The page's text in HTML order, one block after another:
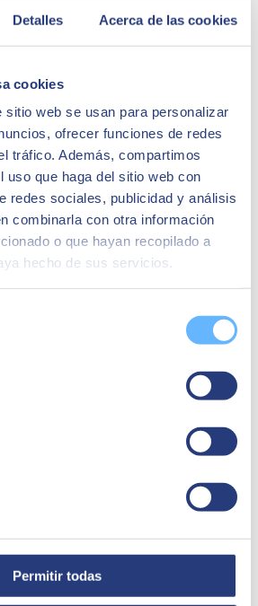
Detalles Acerca de las cookies
cookies
sitio web se usan para personalizar
ofrecer funciones de redes
tráfico. Además, compartimos
uso que haga del sitio web con
redes sociales, publicidad y análisis
combinarla con otra información
o que hayan recopilado a
hecho de sus servicios.
Permitir todas